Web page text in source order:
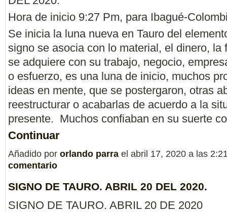
Hora de inicio 9:27 Pm, para Ibagué-
Se inicia la luna nueva en Tauro del
signo se asocia con lo material, el dinero, la
se adquiere con su trabajo, negocio,
o esfuerzo, es una luna de inicio, muchos
ideas en mente, que se postergaron, otras
reestructurar o acabarlas de acuerdo a la
presente. Muchos confiaban en su suerte
Continuar
Añadido por orlando parra el abril 17, 2020 a las
comentario
SIGNO DE TAURO. ABRIL 20 DEL 2020.
SIGNO DE TAURO. ABRIL 20 DE 2020